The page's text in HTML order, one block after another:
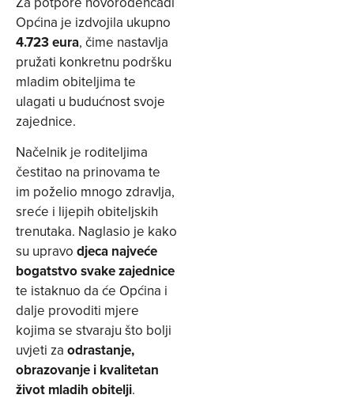
Općina je izdvojila ukupno
4.723 eura, čime nastavlja
pružati konkretnu podršku
mladim obiteljima te
ulagati u budućnost svoje
zajednice.
Načelnik je roditeljima
čestitao na prinovama te
im poželio mnogo zdravlja,
sreće i lijepih obiteljskih
trenutaka. Naglasio je kako
su upravo djeca najveće
bogatstvo svake zajednice
te istaknuo da će Općina i
dalje provoditi mjere
kojima se stvaraju što bolji
uvjeti za odrastanje,
obrazovanje i kvalitetan
život mladih obitelji.